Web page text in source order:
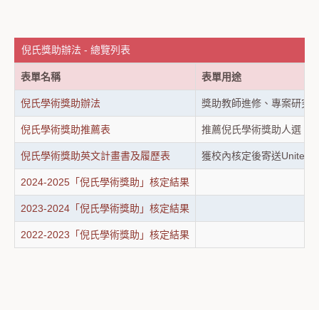
倪氏獎助辦法 - 總覽列表
表單名稱 表單用途
倪氏學術獎助辦法 獎助教師進修、專案研究
倪氏學術獎助推薦表 推薦倪氏學術獎助人選
倪氏學術獎助英文計畫書及履歷表 獲校內核定後寄送United
2024-2025「倪氏學術獎助」核定結果
2023-2024「倪氏學術獎助」核定結果
2022-2023「倪氏學術獎助」核定結果